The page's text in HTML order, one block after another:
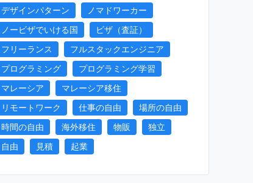
デザインパターン
ノマドワーカー
ノービザでいける国
ビザ（査証）
フリーランス
フルスタックエンジニア
プログラミング
プログラミング学習
マレーシア
マレーシア移住
リモートワーク
仕事の自由
場所の自由
時間の自由
海外移住 物販
独立
自由
見積 起業